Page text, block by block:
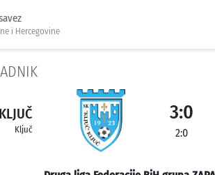
i Hercegovine
Ključ
3:0
2:0